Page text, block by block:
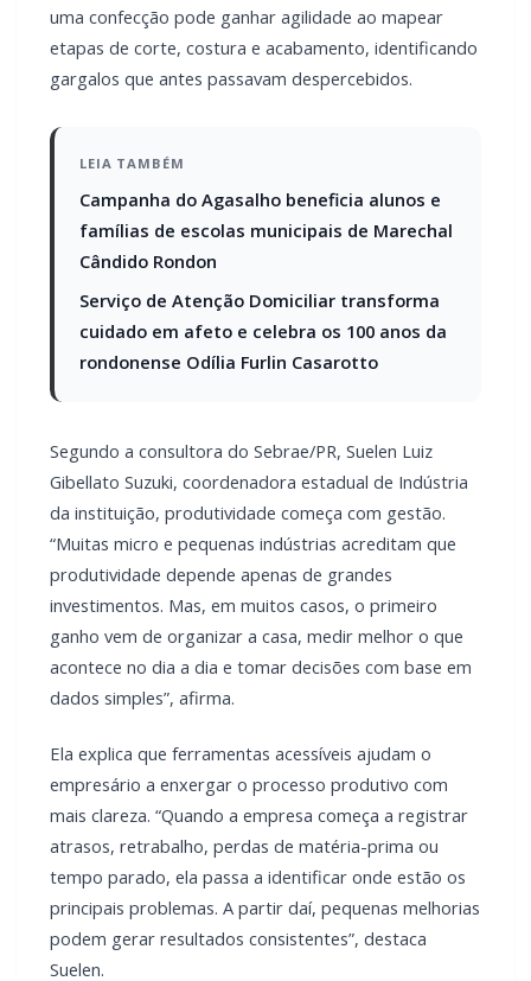
uma confecção pode ganhar agilidade ao mapear
etapas de corte, costura e acabamento, identificando
gargalos que antes passavam despercebidos.
LEIA TAMBÉM
Campanha do Agasalho beneficia alunos e
famílias de escolas municipais de Marechal
Cândido Rondon
Serviço de Atenção Domiciliar transforma
cuidado em afeto e celebra os 100 anos da
rondonense Odília Furlin Casarotto
Segundo a consultora do Sebrae/PR, Suelen Luiz
Gibellato Suzuki, coordenadora estadual de Indústria
da instituição, produtividade começa com gestão.
“Muitas micro e pequenas indústrias acreditam que
produtividade depende apenas de grandes
investimentos. Mas, em muitos casos, o primeiro
ganho vem de organizar a casa, medir melhor o que
acontece no dia a dia e tomar decisões com base em
dados simples”, afirma.
Ela explica que ferramentas acessíveis ajudam o
empresário a enxergar o processo produtivo com
mais clareza. “Quando a empresa começa a registrar
atrasos, retrabalho, perdas de matéria-prima ou
tempo parado, ela passa a identificar onde estão os
principais problemas. A partir daí, pequenas melhorias
podem gerar resultados consistentes”, destaca
Suelen.